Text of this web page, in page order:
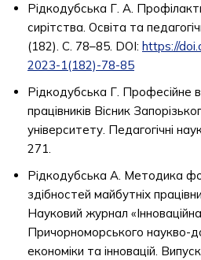
Рідкодубська Г. А.
сирітства. Освіта та
(182). С. 78–85. DOI: https://
2023-1(182)-78-85
Рідкодубська Г. Професійне
працівників Вісник
університету. Педагогічні
271.
Рідкодубська А. Методика
здібностей майбутніх
Науковий журнал
Причорноморського наукво-
економіки та інновацій.